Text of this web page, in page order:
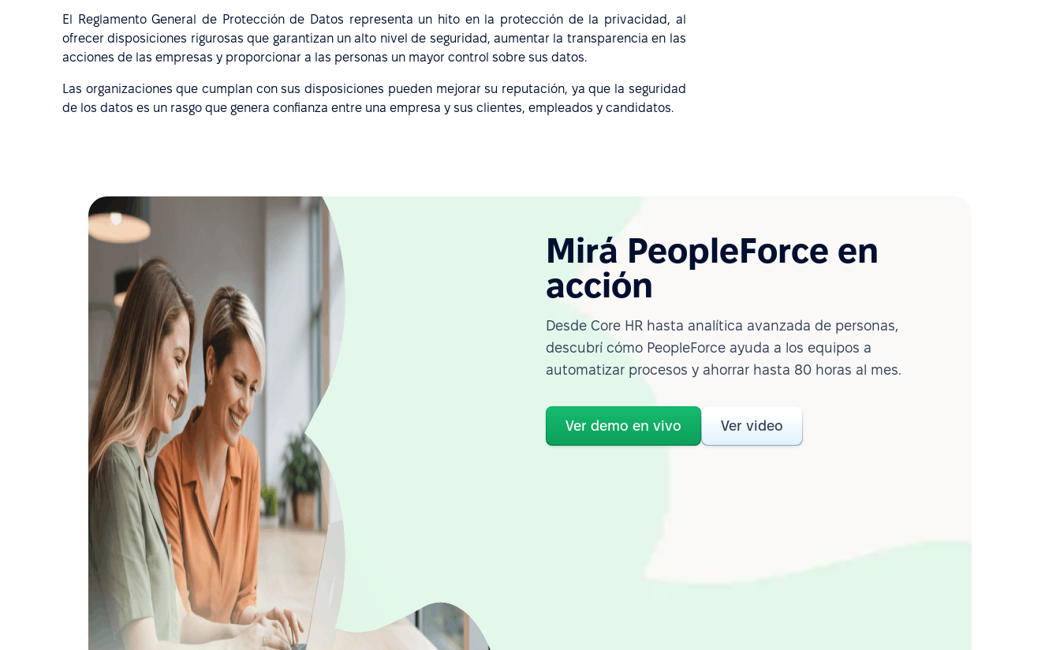
El Reglamento General de Protección de Datos representa un hito en la protección de la privacidad, al
ofrecer disposiciones rigurosas que garantizan un alto nivel de seguridad, aumentar la transparencia en las
acciones de las empresas y proporcionar a las personas un mayor control sobre sus datos.
Las organizaciones que cumplan con sus disposiciones pueden mejorar su reputación, ya que la seguridad
de los datos es un rasgo que genera confianza entre una empresa y sus clientes, empleados y candidatos.
Mirá PeopleForce en
acción
Desde Core HR hasta analítica avanzada de personas,
descubrí cómo PeopleForce ayuda a los equipos a
automatizar procesos y ahorrar hasta 80 horas al mes.
Ver demo en vivo Ver video